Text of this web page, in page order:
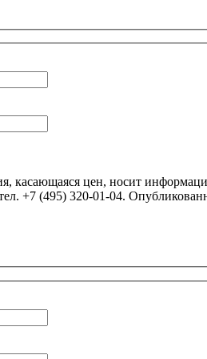
касающаяся цен, носит
+7 (495) 320-01-04.